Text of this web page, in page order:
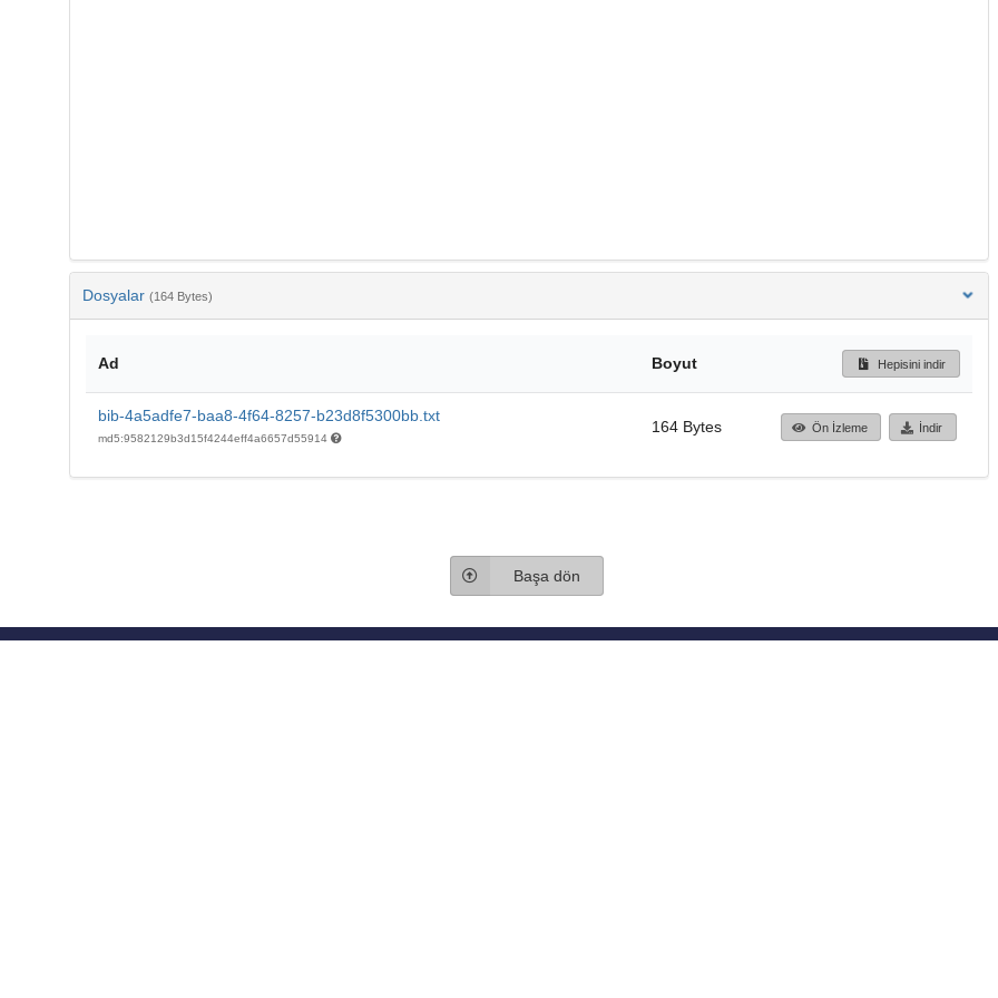
Dosyalar (164 Bytes)
Ad Boyut Hepisini indir
bib-4a5adfe7-baa8-4f64-8257-b23d8f5300bb.txt
md5:9582129b3d15f4244eff4a6657d55914
164 Bytes Ön İzleme İndir
Başa dön